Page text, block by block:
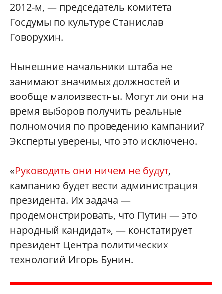
2012-м, — председатель комитета
Госдумы по культуре Станислав
Говорухин.
Нынешние начальники штаба не
занимают значимых должностей и
вообще малоизвестны. Могут ли они на
время выборов получить реальные
полномочия по проведению кампании?
Эксперты уверены, что это исключено.
«Руководить они ничем не будут,
кампанию будет вести администрация
президента. Их задача —
продемонстрировать, что Путин — это
народный кандидат», — констатирует
президент Центра политических
технологий Игорь Бунин.